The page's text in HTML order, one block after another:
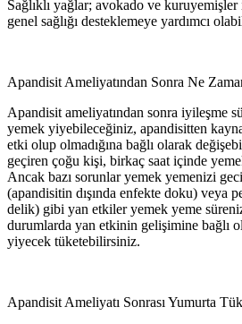
Sağlıklı yağlar; avokado ve
genel sağlığı desteklemeye yardımcı
Apandisit Ameliyatından Sonra Ne
Apandisit ameliyatından sonra iyileşme
yemek yiyebileceğiniz, apandisitten
etki olup olmadığına bağlı olarak
geçiren çoğu kişi, birkaç saat içinde
Ancak bazı sorunlar yemek yemenizi
(apandisitin dışında enfekte doku) veya
delik) gibi yan etkiler yemek yeme
durumlarda yan etkinin gelişimine bağlı
yiyecek tüketebilirsiniz.
Apandisit Ameliyatı Sonrası Yumurta